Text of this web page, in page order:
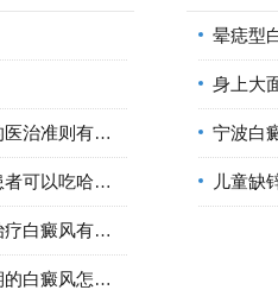
有哪些方面?
以吃哈密瓜?
有哪些危害?
样治疗比较好?
晕痣型
身上大
宁波白
儿童缺